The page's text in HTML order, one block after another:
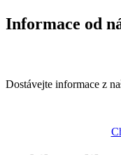
Informace od
Dostávejte informace z